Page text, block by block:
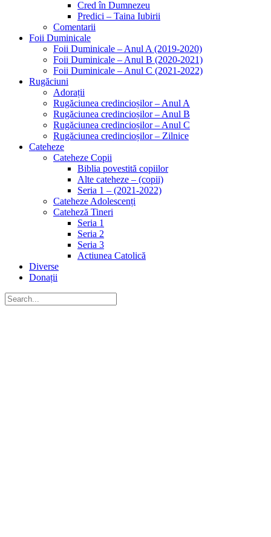
Cred în Dumnezeu
Predici – Taina Iubirii
Comentarii
Foii Duminicale
Foii Duminicale – Anul A (2019-2020)
Foii Duminicale – Anul B (2020-2021)
Foii Duminicale – Anul C (2021-2022)
Rugăciuni
Adorații
Rugăciunea credincioșilor – Anul A
Rugăciunea credincioșilor – Anul B
Rugăciunea credincioșilor – Anul C
Rugăciunea credincioșilor – Zilnice
Cateheze
Cateheze Copii
Biblia povestită copiilor
Alte cateheze – (copii)
Seria 1 – (2021-2022)
Cateheze Adolescenți
Cateheză Tineri
Seria 1
Seria 2
Seria 3
Actiunea Catolică
Diverse
Donații